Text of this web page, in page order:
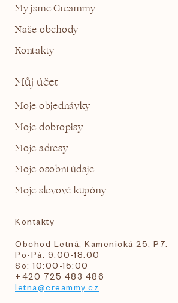
My jsme Creammy
Naše obchody
Kontakty
Můj účet
Moje objednávky
Moje dobropisy
Moje adresy
Moje osobní údaje
Moje slevové kupóny
Kontakty
Obchod Letná, Kamenická 25, P7:
Po-Pá: 9:00-18:00
So: 10:00-15:00
+420 725 483 486
letna@creammy.cz